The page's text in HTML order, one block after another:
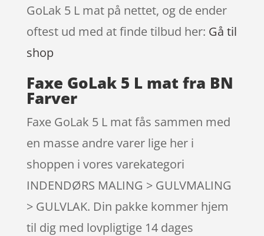
GoLak 5 L mat på nettet, og de ender
oftest ud med at finde tilbud her: Gå til
shop
Faxe GoLak 5 L mat fra BN
Farver
Faxe GoLak 5 L mat fås sammen med
en masse andre varer lige her i
shoppen i vores varekategori
INDENDØRS MALING > GULVMALING
> GULVLAK. Din pakke kommer hjem
til dig med lovpligtige 14 dages